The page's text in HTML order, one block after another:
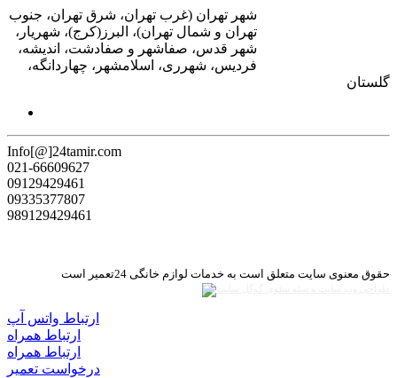
شهر تهران (غرب تهران، شرق تهران، جنوب
تهران و شمال تهران)، البرز(کرج)، شهریار،
شهر قدس، صفاشهر و صفادشت، اندیشه،
فردیس، شهرری، اسلامشهر، چهاردانگه،
گلستان
Info[@]24tamir.com
021-66609627
09129429461
09335377807
989129429461
حقوق معنوی سایت متعلق است به خدمات لوازم خانگی 24تعمیر است
ارتباط واتس آپ
ارتباط همراه
ارتباط همراه
درخواست تعمیر